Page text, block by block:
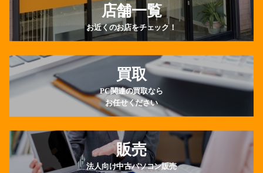
店舗一覧
お近くのお店をチェック！
買取
PC関連の買取なら
お任せください
販売
法人向け中古パソコン販売